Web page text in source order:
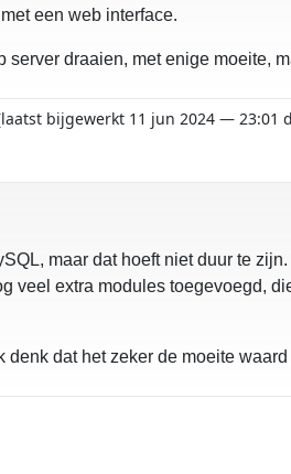
een web interface.
draaien, met enige moeite,
bijgewerkt 11 jun 2024 — 23:01
maar dat hoeft niet duur te
veel extra modules toegevoegd,
denk dat het zeker de moeite